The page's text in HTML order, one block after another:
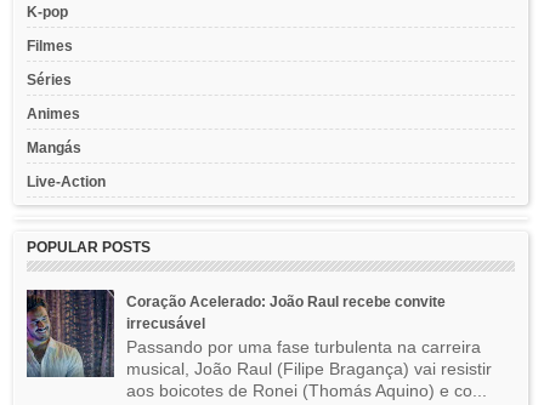
K-pop
Filmes
Séries
Animes
Mangás
Live-Action
POPULAR POSTS
Coração Acelerado: João Raul recebe convite
irrecusável
Passando por uma fase turbulenta na carreira
musical, João Raul (Filipe Bragança) vai resistir
aos boicotes de Ronei (Thomás Aquino) e co...